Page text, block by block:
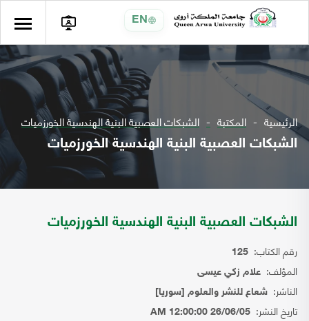
EN
الرئيسية المكتبة الشبكات العصبية البنية الهندسية الخورزميات
الشبكات العصبية البنية الهندسية الخورزميات
الشبكات العصبية البنية الهندسية الخورزميات
رقم الكتاب: 125
المؤلف: علام زكي عيسى
الناشر: شعاع للنشر والعلوم [سوريا]
تاريخ النشر: 26/06/05 12:00:00 AM